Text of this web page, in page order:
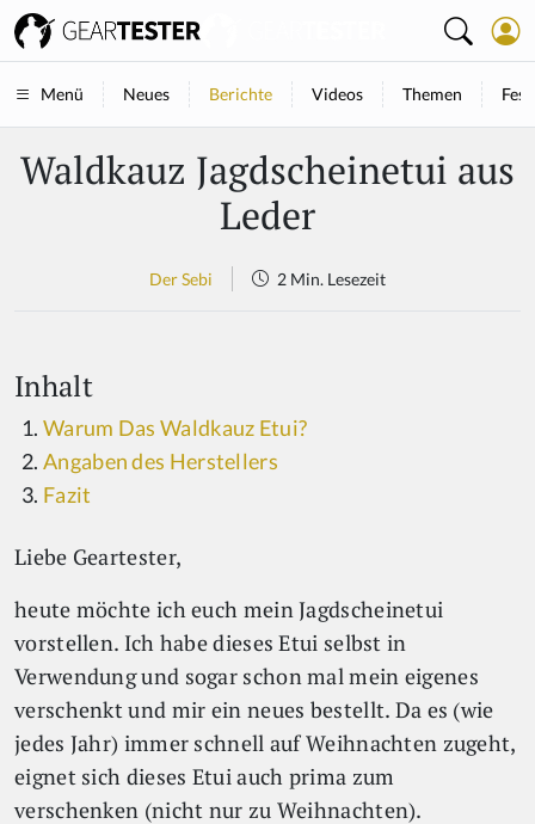
Menü Neues Berichte Videos Themen
Waldkauz Jagdscheinetui aus
Leder
Der Sebi 2 Min. Lesezeit
Inhalt
Warum Das Waldkauz Etui?
Angaben des Herstellers
Fazit
Liebe Geartester,
heute möchte ich euch mein Jagdscheinetui
vorstellen. Ich habe dieses Etui selbst in
Verwendung und sogar schon mal mein eigenes
verschenkt und mir ein neues bestellt. Da es (wie
jedes Jahr) immer schnell auf Weihnachten zugeht,
eignet sich dieses Etui auch prima zum
verschenken (nicht nur zu Weihnachten).